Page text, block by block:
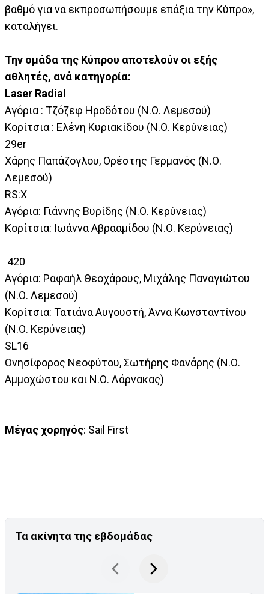
βαθμό για να εκπροσωπήσουμε επάξια την Κύπρο»,
καταλήγει.
Την ομάδα της Κύπρου αποτελούν οι εξής
αθλητές, ανά κατηγορία:
Laser Radial
Αγόρια : Τζόζεφ Ηροδότου (Ν.Ο. Λεμεσού)
Κορίτσια : Ελένη Κυριακίδου (Ν.Ο. Κερύνειας)
29er
Χάρης Παπάζογλου, Ορέστης Γερμανός (Ν.Ο.
Λεμεσού)
RS:X
Αγόρια: Γιάννης Βυρίδης (Ν.Ο. Κερύνειας)
Κορίτσια: Ιωάννα Αβρααμίδου (Ν.Ο. Κερύνειας)
420
Αγόρια: Ραφαήλ Θεοχάρους, Μιχάλης Παναγιώτου
(Ν.Ο. Λεμεσού)
Κορίτσια: Τατιάνα Αυγουστή, Άννα Κωνσταντίνου
(Ν.Ο. Κερύνειας)
SL16
Ονησίφορος Νεοφύτου, Σωτήρης Φανάρης (Ν.Ο.
Αμμοχώστου και Ν.Ο. Λάρνακας)
Μέγας χορηγός: Sail First
Τα ακίνητα της εβδομάδας